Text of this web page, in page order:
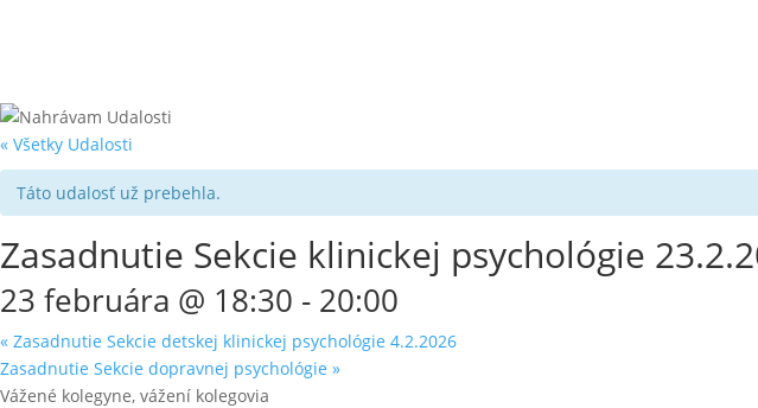
« Všetky Udalosti
Táto udalosť už prebehla.
Zasadnutie Sekcie klinickej psychológie
23 februára @ 18:30 - 20:00
« Zasadnutie Sekcie detskej klinickej psychológie 4.2.2026
Zasadnutie Sekcie dopravnej psychológie »
Vážené kolegyne, vážení kolegovia